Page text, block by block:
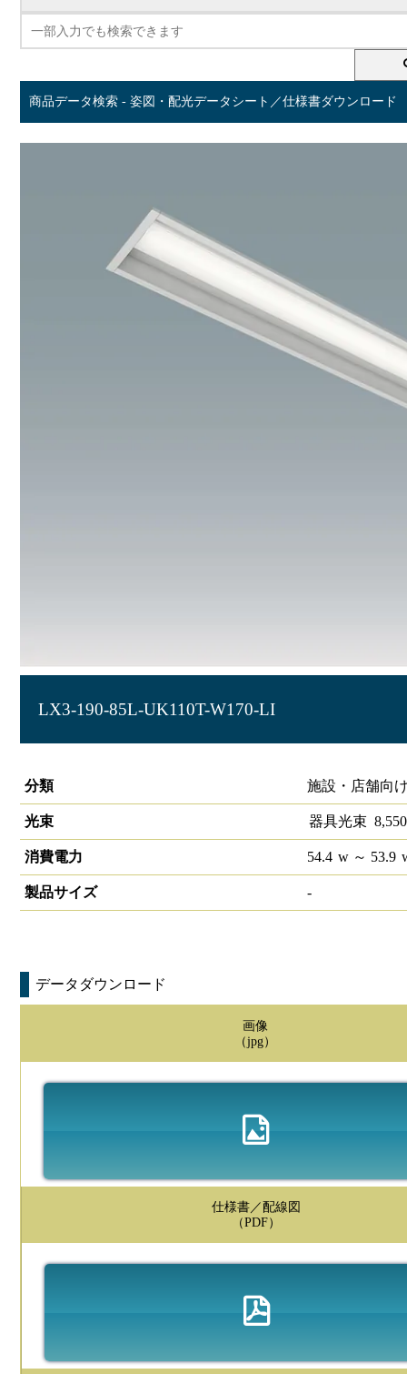
商品データ検索 - 姿図・配光データシート／仕様書ダウンロード
LX3-190-85L-UK110T-W170-LI
分類
施設・店舗向
光束 器具光束 8,550
消費電力 54.4 w～ 53.9
製品サイズ -
データダウンロード
画像
（jpg）
仕様書／配線図
（PDF）